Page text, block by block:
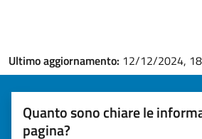
Ultimo aggiornamento: 12/12/2024,
Quanto sono chiare le
pagina?